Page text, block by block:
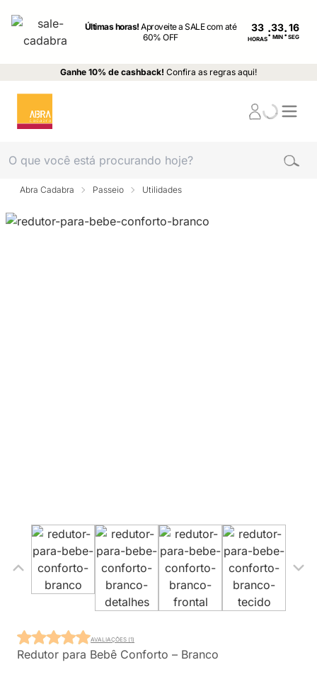
Últimas horas!Aproveite a SALE com até
60% OFF
33
HORAS: MIN : SEG
Ganhe 10% de cashback! Confira as regras aqui!
Abra Cadabra Passeio Utilidades
Redutor para Bebê Conforto – Branco
AVALIAÇÕES (1)